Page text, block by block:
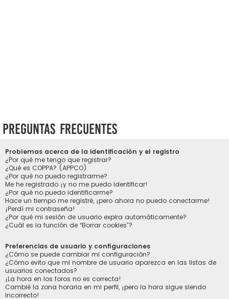
Preguntas Frecuentes
Problemas acerca de la identificación y el registro
¿Por qué me tengo que registrar?
¿Qué es COPPA? (APPCO)
¿Por qué no puedo registrarme?
Me he registrado ¡y no me puedo identificar!
¿Por qué no puedo identificarme?
Hace un tiempo me registré, ¡pero ahora no puedo conectarme!
¡Perdí mi contraseña!
¿Por qué mi sesión de usuario expira automáticamente?
¿Cuál es la función de “Borrar cookies”?
Preferencias de usuario y configuraciones
¿Cómo se puede cambiar mi configuración?
¿Cómo evito que mi nombre de usuario aparezca en las listas de
usuarios conectados?
¡La hora en los foros no es correcta!
Cambié la zona horaria en mi perfil, ¡pero la hora sigue siendo
incorrecto!